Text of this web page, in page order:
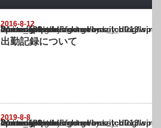
2016-8-12
Warning
: Undefined array key "show_category" in
/home/netst/kuno-cpa.co.jp/public_html/brazil_blog/wp-content/themes/
on line183
出勤記録について
2019-8-8
Warning
: Undefined array key "show_category" in
/home/netst/kuno-cpa.co.jp/public_html/brazil_blog/wp-content/themes/
on line183